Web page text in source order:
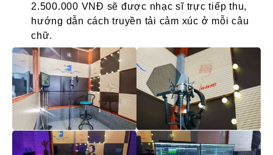
2.500.000 VNĐ sẽ được nhạc sĩ trực tiếp thu,
hướng dẫn cách truyền tải cảm xúc ở mỗi câu
chữ.